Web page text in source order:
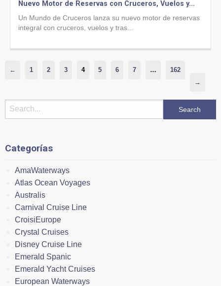
Nuevo Motor de Reservas con Cruceros, Vuelos y...
Un Mundo de Cruceros lanza su nuevo motor de reservas
integral con cruceros, vuelos y tras...
← 1 2 3 4 5 6 7 …
162
→
Categorías
AmaWaterways
Atlas Ocean Voyages
Australis
Carnival Cruise Line
CroisiEurope
Crystal Cruises
Disney Cruise Line
Emerald Spanic
Emerald Yacht Cruises
European Waterways